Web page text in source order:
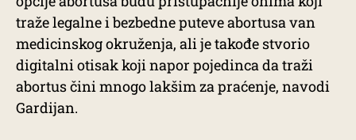
traže legalne i bezbedne puteve abortusa van
medicinskog okruženja, ali je takođe stvorio
digitalni otisak koji napor pojedinca da traži
abortus čini mnogo lakšim za praćenje, navodi
Gardijan.